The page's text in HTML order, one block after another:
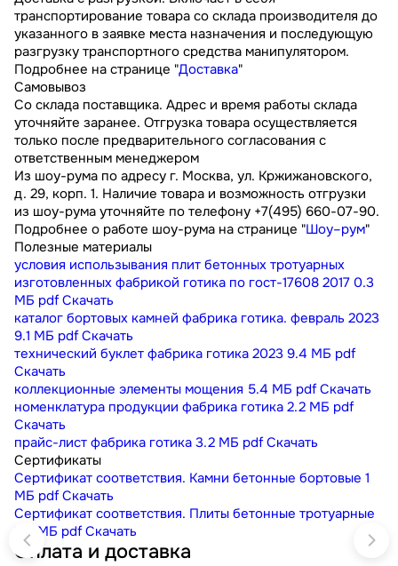
транспортирование товара со склада производителя до
указанного в заявке места назначения и последующую
разгрузку транспортного средства манипулятором.
Подробнее на странице "Доставка"
Самовывоз
Со склада поставщика. Адрес и время работы склада
уточняйте заранее. Отгрузка товара осуществляется
только после предварительного согласования с
ответственным менеджером
Из шоу-рума по адресу г. Москва, ул. Кржижановского,
д. 29, корп. 1. Наличие товара и возможность отгрузки
из шоу-рума уточняйте по телефону +7(495) 660-07-90.
Подробнее о работе шоу-рума на странице "Шоу–рум"
Полезные материалы
условия использывания плит бетонных тротуарных
изготовленных фабрикой готика по гост-17608 2017 0.3
МБ pdf Скачать
каталог бортовых камней фабрика готика. февраль 2023
9.1 МБ pdf Скачать
технический буклет фабрика готика 2023 9.4 МБ pdf
Скачать
коллекционные элементы мощения 5.4 МБ pdf Скачать
номенклатура продукции фабрика готика 2.2 МБ pdf
Скачать
прайс-лист фабрика готика 3.2 МБ pdf Скачать
Сертификаты
Сертификат соответствия. Камни бетонные бортовые 1
МБ pdf Скачать
Сертификат соответствия. Плиты бетонные тротуарные
5.5 МБ pdf Скачать
Оплата и доставка